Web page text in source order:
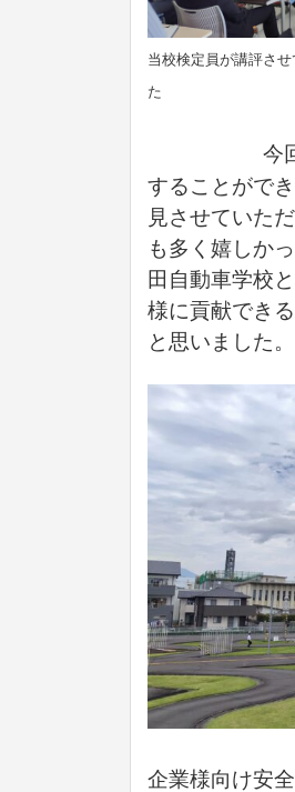
当校検定員が講評さ
今
することがで
見させていた
も多く嬉しか
田自動車学校
様に貢献でき
と思いました。
企業様向け安